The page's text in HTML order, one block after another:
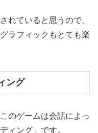
れていると思うので、
ラフィックもとても楽
ング
のゲームは会話によっ
ィング」です。